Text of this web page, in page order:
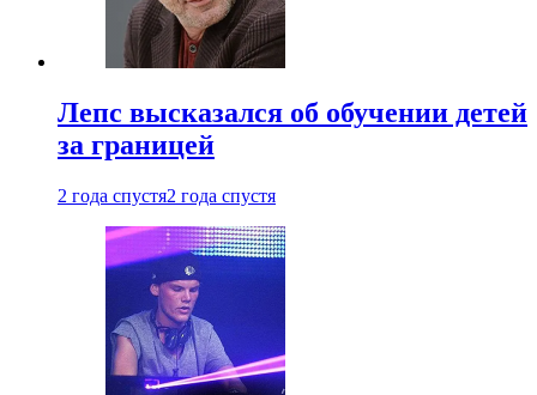
Лепс высказался об обучении детей
за границей
2 года спустя2 года спустя